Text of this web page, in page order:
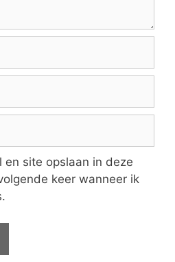
en site opslaan in deze
keer wanneer ik